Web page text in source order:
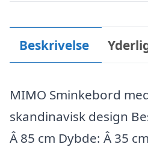
Beskrivelse
MIMO Sminkebord
skandinavisk design
Â 85 cm Dybde: Â 35